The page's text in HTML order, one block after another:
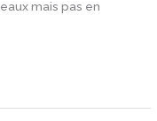
mais pas en